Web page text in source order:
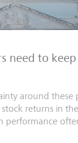
need to
around these
returns in
performance